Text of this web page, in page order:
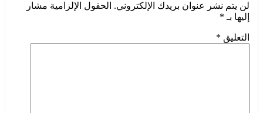
لن يتم نشر عنوان بريدك الإلكتروني. الحقول الإلزامية مشار
إليها بـ *
التعليق *